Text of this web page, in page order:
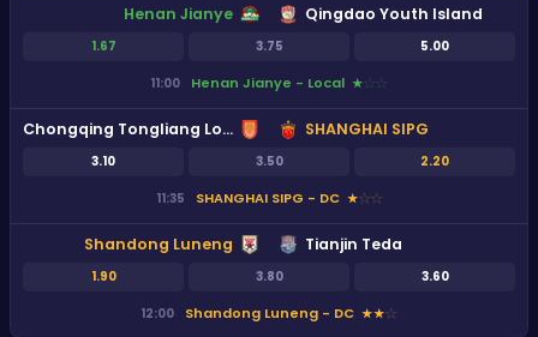
Henan Jianye
1.67 3.75 5.00
Qingdao Youth Island
11:00 Henan Jianye - Local ★★★
Chongqing Tongliang Long
3.10 3.50 2.20
SHANGHAI SIPG
11:35 SHANGHAI SIPG - DC ★★★
Shandong Luneng
1.90 3.80 3.60
Tianjin Teda
12:00 Shandong Luneng - DC ★★★